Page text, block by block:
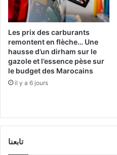
Les prix des carburants
remontent en flèche… Une
hausse d’un dirham sur le
gazole et l’essence pèse sur
le budget des Marocains
il y a 6 jours
تابعنا